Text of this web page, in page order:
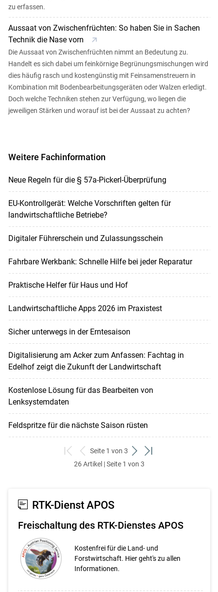
zu erfassen.
Aussaat von Zwischenfrüchten: So haben Sie in Sachen
Technik die Nase vorn
Die Aussaat von Zwischenfrüchten nimmt an Bedeutung zu.
Handelt es sich dabei um feinkörnige Begrünungsmischungen wird
dies häufig rasch und kostengünstig mit Feinsamenstreuern in
Kombination mit Bodenbearbeitungsgeräten oder Walzen erledigt.
Doch welche Techniken stehen zur Verfügung, wo liegen die
jeweiligen Stärken und worauf ist bei der Aussaat zu achten?
Weitere Fachinformation
Neue Regeln für die § 57a-Pickerl-Überprüfung
EU-Kontrollgerät: Welche Vorschriften gelten für
landwirtschaftliche Betriebe?
Digitaler Führerschein und Zulassungsschein
Fahrbare Werkbank: Schnelle Hilfe bei jeder Reparatur
Praktische Helfer für Haus und Hof
Landwirtschaftliche Apps 2026 im Praxistest
Sicher unterwegs in der Erntesaison
Digitalisierung am Acker zum Anfassen: Fachtag in
Edelhof zeigt die Zukunft der Landwirtschaft
Kostenlose Lösung für das Bearbeiten von
Lenksystemdaten
Feldspritze für die nächste Saison rüsten
zum
ersten
zurück
zum
Seite 1 von 3
weiter
zum
zum
26 Artikel | Seite 1 von 3
RTK-Dienst APOS
Freischaltung des RTK-Dienstes APOS
Kostenfrei für die Land- und
Forstwirtschaft. Hier geht's zu allen
Informationen.